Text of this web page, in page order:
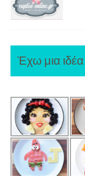
Έχω μια ιδέα